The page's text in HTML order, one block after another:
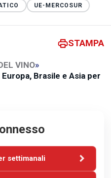
UE-MERCOSUR
STAMPA
VINO»
Brasile e Asia per
settimanali